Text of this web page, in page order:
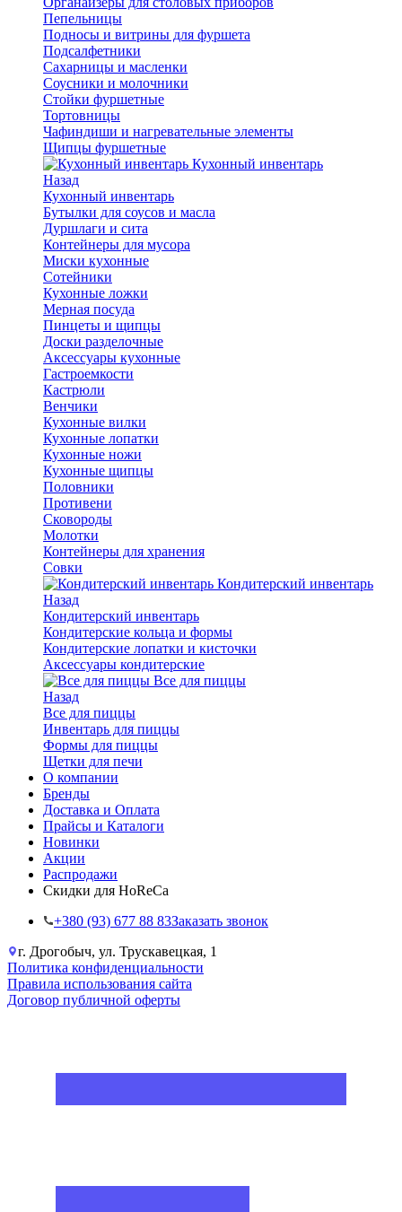
Пепельницы
Подносы и витрины для фуршета
Подсалфетники
Сахарницы и масленки
Соусники и молочники
Стойки фуршетные
Тортовницы
Чафиндиши и нагревательные элементы
Щипцы фуршетные
Кухонный инвентарь
Назад
Кухонный инвентарь
Бутылки для соусов и масла
Дуршлаги и сита
Контейнеры для мусора
Миски кухонные
Сотейники
Кухонные ложки
Мерная посуда
Пинцеты и щипцы
Доски разделочные
Аксессуары кухонные
Гастроемкости
Кастрюли
Венчики
Кухонные вилки
Кухонные лопатки
Кухонные ножи
Кухонные щипцы
Половники
Противени
Сковороды
Молотки
Контейнеры для хранения
Совки
Кондитерский инвентарь
Назад
Кондитерский инвентарь
Кондитерские кольца и формы
Кондитерские лопатки и кисточки
Аксессуары кондитерские
Все для пиццы
Назад
Все для пиццы
Инвентарь для пиццы
Формы для пиццы
Щетки для печи
О компании
Бренды
Доставка и Оплата
Прайсы и Каталоги
Новинки
Акции
Распродажи
Скидки для HoReCa
+38‎0 (93) 677 88 83Заказать звонок
г. Дрогобыч, ул. Трускавецкая, 1
Политика конфиденциальности
Правила использования сайта
Договор публичной оферты